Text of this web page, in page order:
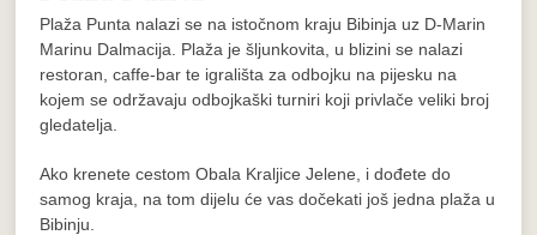
Plaža Punta nalazi se na istočnom kraju Bibinja uz D-Marin
Marinu Dalmacija. Plaža je šljunkovita, u blizini se nalazi
restoran, caffe-bar te igrališta za odbojku na pijesku na
kojem se održavaju odbojkaški turniri koji privlače veliki broj
gledatelja.
Ako krenete cestom Obala Kraljice Jelene, i dođete do
samog kraja, na tom dijelu će vas dočekati još jedna plaža u
Bibinju.